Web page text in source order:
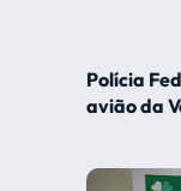
Polícia
avião da